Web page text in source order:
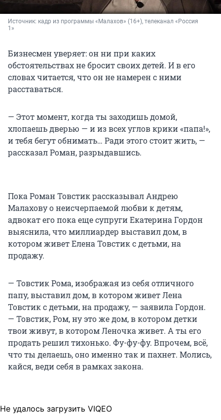
Источник: кадр из программы «Малахов» (16+), телеканал «Россия
1»
Бизнесмен уверяет: он ни при каких
обстоятельствах не бросит своих детей. И в его
словах читается, что он не намерен с ними
расставаться.
— Этот момент, когда ты заходишь домой,
хлопаешь дверью — и из всех углов крики «папа!»,
и тебя бегут обнимать… Ради этого стоит жить, —
рассказал Роман, разрыдавшись.
Пока Роман Товстик рассказывал Андрею
Малахову о неисчерпаемой любви к детям,
адвокат его пока еще супруги Екатерина Гордон
выяснила, что миллиардер выставил дом, в
котором живет Елена Товстик с детьми, на
продажу.
— Товстик Рома, изображая из себя отличного
папу, выставил дом, в котором живет Лена
Товстик с детьми, на продажу, — заявила Гордон.
— Товстик, Ром, ну это же дом, в котором детки
твои живут, в котором Леночка живет. А ты его
продать решил тихонько. Фу-фу-фу. Впрочем, всё,
что ты делаешь, оно именно так и пахнет. Молись,
кайся, веди себя в рамках закона.
Не удалось загрузить VIQEO